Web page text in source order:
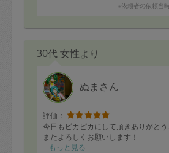
※依頼者の依頼当
30代 女性より
ぬまさん
評価：
今日もピカピカにして頂きありがとう
またよろしくお願いします！
もっと見る